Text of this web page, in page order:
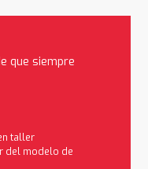
que siempre
taller
del modelo de